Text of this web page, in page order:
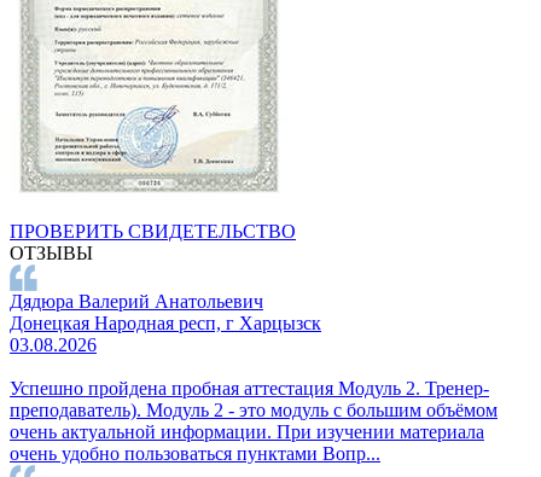
ПРОВЕРИТЬ СВИДЕТЕЛЬСТВО
ОТЗЫВЫ
Дядюра Валерий Анатольевич
Донецкая Народная респ, г Харцызск
03.08.2026
Успешно пройдена пробная аттестация Модуль 2. Тренер-
преподаватель). Модуль 2 - это модуль с большим объёмом
очень актуальной информации. При изучении материала
очень удобно пользоваться пунктами Вопр...